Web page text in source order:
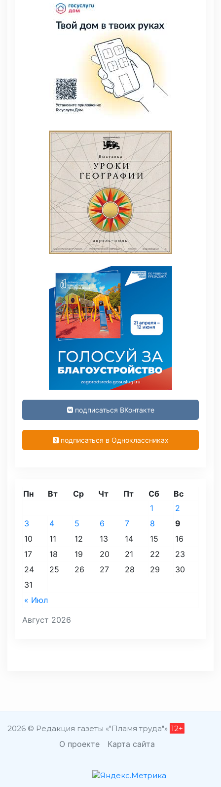
подписаться ВКонтакте
подписаться в Одноклассниках
Август 2026
Пн Вт Ср Чт Пт Сб Вс
« Июл
1
2
3
4 5 6 7 8
9
10
11 12 13 14 15
16
17
18 19 20 21 22
23
24
25 26 27 28 29
30
31
2026 © Редакция газеты «"Пламя труда"» 12+
О проекте Карта сайта